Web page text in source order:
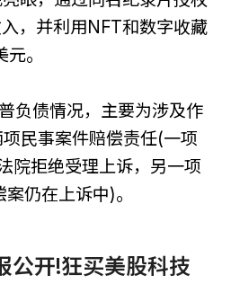
，并利用NFT和数字收藏
。
负债情况，主要为涉及作
民事案件赔偿责任(一项
院拒绝受理上诉，另一项
仍在上诉中)。
公开!狂买美股科技